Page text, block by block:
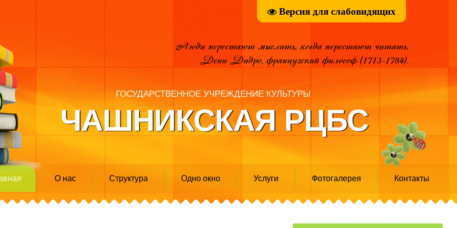
Версия для слабовидящих
ЧАШНИКСКАЯ РЦБС
ГОСУДАРСТВЕННОЕ УЧРЕЖДЕНИЕ КУЛЬТУРЫ
О нас Структура Одно окно Услуги Фотогалерея Контакты